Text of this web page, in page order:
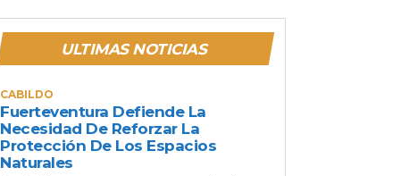
ULTIMAS NOTICIAS
CABILDO
Fuerteventura Defiende La
Necesidad De Reforzar La
Protección De Los Espacios
Naturales